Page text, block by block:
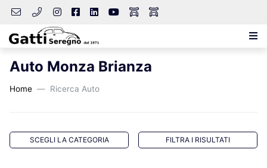
Auto Monza Brianza
Home Ricerca Auto
SCEGLI LA CATEGORIA FILTRA I RISULTATI